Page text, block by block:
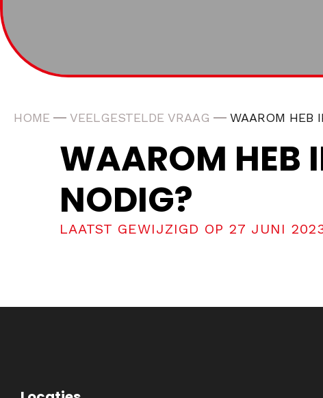
HOME VEELGESTELDE VRAAG WAAROM HEB
WAAROM HEB
NODIG?
LAATST GEWIJZIGD OP 27 JUNI